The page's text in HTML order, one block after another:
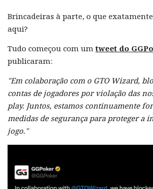
Brincadeiras à parte, o que
aqui?
Tudo começou com umtweet do
publicaram:
"Em colaboração com o GTO Wizard,
contas de jogadores por violação das
play. Juntos, estamos continuamente
medidas de segurança para proteger a
jogo."